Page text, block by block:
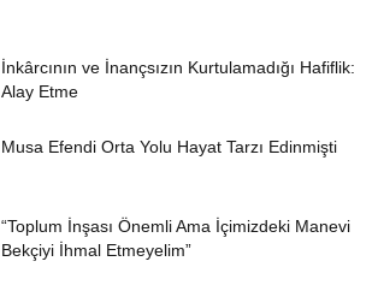
İnkârcının ve İnançsızın Kurtulamadığı Hafiflik:
Alay Etme
Musa Efendi Orta Yolu Hayat Tarzı Edinmişti
“Toplum İnşası Önemli Ama İçimizdeki Manevi
Bekçiyi İhmal Etmeyelim”